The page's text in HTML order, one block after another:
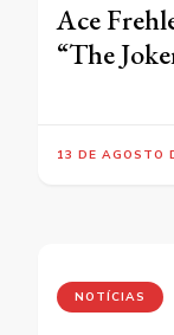
Ace
“The
13 DE AGOSTO
NOTÍCIAS